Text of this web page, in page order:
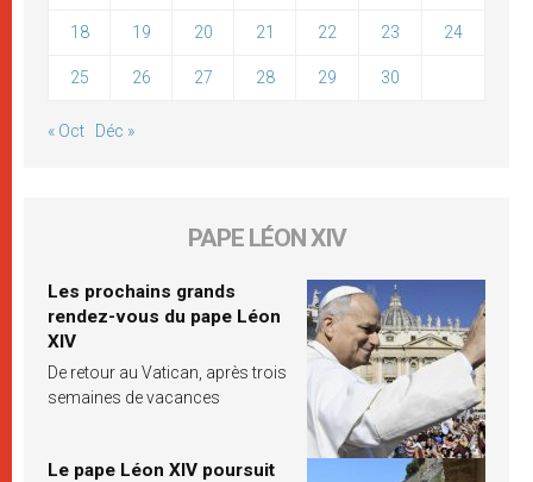
18 19 20 21 22 23 24
25 26 27 28 29 30
« Oct Déc »
PAPE LÉON XIV
Les prochains grands
rendez-vous du pape Léon
XIV
De retour au Vatican, après trois
semaines de vacances
Le pape Léon XIV poursuit